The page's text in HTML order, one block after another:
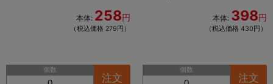
本体: 258円
（税込価格 279円）
個数
注文
本体: 398円
（税込価格 430円）
個数
注文